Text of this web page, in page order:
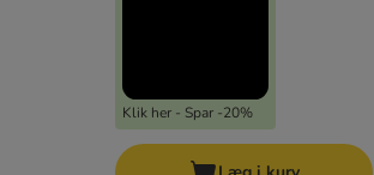
Klik her - Spar -20%